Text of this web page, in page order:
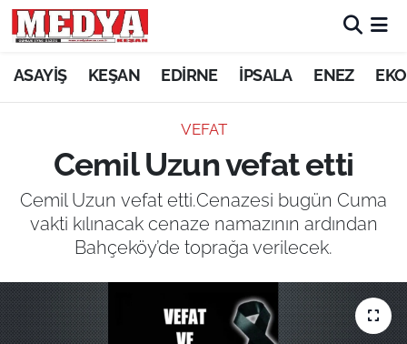
ASAYİŞ KEŞAN EDİRNE İPSALA ENEZ
VEFAT
Cemil Uzun vefat etti
Cemil Uzun vefat etti.Cenazesi bugün Cuma
vakti kılınacak cenaze namazının ardından
Bahçeköy’de toprağa verilecek.
KEŞAN
ASAYİŞ
SİYASET
GÜNDEM
EKONOMİ